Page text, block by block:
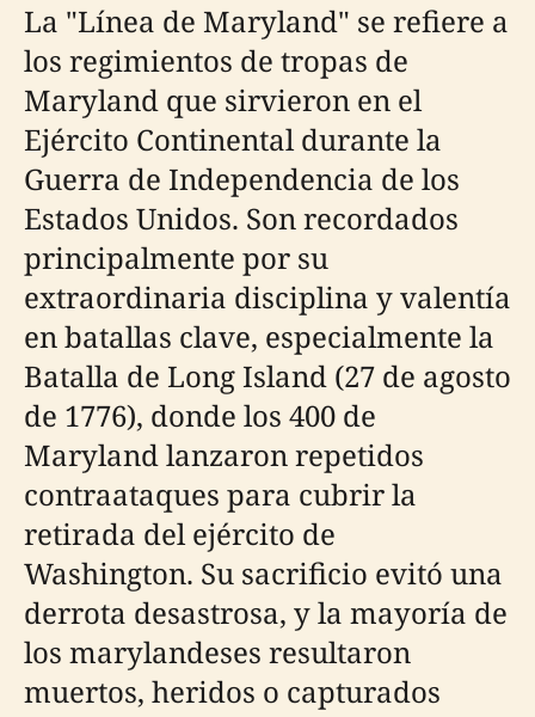
La "Línea de Maryland" se refiere a
los regimientos de tropas de
Maryland que sirvieron en el
Ejército Continental durante la
Guerra de Independencia de los
Estados Unidos. Son recordados
principalmente por su
extraordinaria disciplina y valentía
en batallas clave, especialmente la
Batalla de Long Island (27 de agosto
de 1776), donde los 400 de
Maryland lanzaron repetidos
contraataques para cubrir la
retirada del ejército de
Washington. Su sacrificio evitó una
derrota desastrosa, y la mayoría de
los marylandeses resultaron
muertos, heridos o capturados